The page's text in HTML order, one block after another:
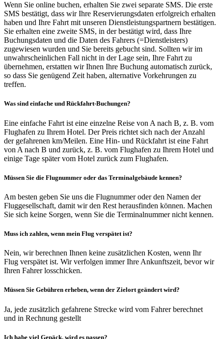
Wenn Sie online buchen, erhalten Sie zwei separate SMS. Die erste
SMS bestätigt, dass wir Ihre Reservierungsdaten erfolgreich erhalten
haben und Ihre Fahrt mit unseren Dienstleistungspartnern bestätigen.
Sie erhalten eine zweite SMS, in der bestätigt wird, dass Ihre
Buchungsdaten und die Daten des Fahrers (=Dienstleisters)
zugewiesen wurden und Sie bereits gebucht sind. Sollten wir im
unwahrscheinlichen Fall nicht in der Lage sein, Ihre Fahrt zu
übernehmen, erstatten wir Ihnen Ihre Buchung automatisch zurück,
so dass Sie genügend Zeit haben, alternative Vorkehrungen zu
treffen.
Was sind einfache und Rückfahrt-Buchungen?
Eine einfache Fahrt ist eine einzelne Reise von A nach B, z. B. vom
Flughafen zu Ihrem Hotel. Der Preis richtet sich nach der Anzahl
der gefahrenen km/Meilen. Eine Hin- und Rückfahrt ist eine Fahrt
von A nach B und zurück, z. B. vom Flughafen zu Ihrem Hotel und
einige Tage später vom Hotel zurück zum Flughafen.
Müssen Sie die Flugnummer oder das Terminalgebäude kennen?
Am besten geben Sie uns die Flugnummer oder den Namen der
Fluggesellschaft, damit wir den Rest herausfinden können. Machen
Sie sich keine Sorgen, wenn Sie die Terminalnummer nicht kennen.
Muss ich zahlen, wenn mein Flug verspätet ist?
Nein, wir berechnen Ihnen keine zusätzlichen Kosten, wenn Ihr
Flug verspätet ist. Wir verfolgen immer Ihre Ankunftszeit, bevor wir
Ihren Fahrer losschicken.
Müssen Sie Gebühren erheben, wenn der Zielort geändert wird?
Ja, jede zusätzlich gefahrene Strecke wird vom Fahrer berechnet
und in Rechnung gestellt
Ich habe viel Gepäck, wird es passen?